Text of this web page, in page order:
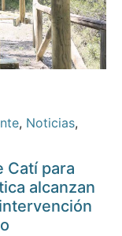
, Noticias,
Catí para
alcanzan